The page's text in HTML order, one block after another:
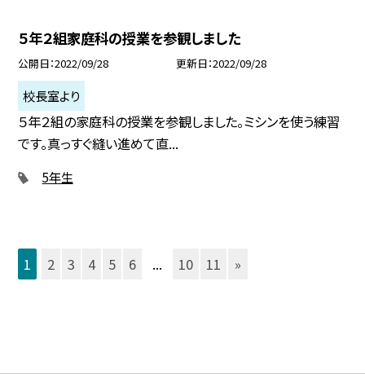
５年２組家庭科の授業を参観しました
公開日 2022/09/28 更新日 2022/09/28
校長室より
５年２組の家庭科の授業を参観しました。ミシンを使う練習
です。真っすぐ縫い進めて直...
5年生
1 2 3 4 5 6 ... 10 11 »